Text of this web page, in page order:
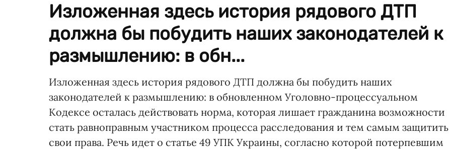
Изложенная здесь история рядового ДТП
должна бы побудить наших законодателей к
размышлению: в обн...
Изложенная здесь история рядового ДТП должна бы побудить наших
законодателей к размышлению: в обновленном Уголовно-процессуальном
Кодексе осталась действовать норма, которая лишает гражданина возможности
стать равноправным участником процесса расследования и тем самым защитить
свои права. Речь идет о статье 49 УПК Украины, согласно которой потерпевшим